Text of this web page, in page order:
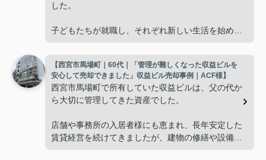
した。
子どもたちが就職し、それぞれ新しい生活を始める
使わない部屋が増え、
「今の私たちには少し広すぎるね。」
掃除や管理の負担も考え、夫婦二人にちょうど良い
【西宮市馬場町｜60代｜「管理が難しくなった収益ビルを
安心して売却できました」収益ビル売却事例｜ACF様】
西宮市馬場町で所有していた収益ビルは、父の代か
ら大切に管理してきた資産でした。
店舗や事務所の入居者様にも恵まれ、長年安定した
賃貸経営を続けてきましたが、建物の修繕や設備更